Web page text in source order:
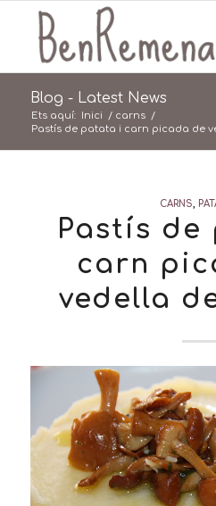
Blog - Latest News
Ets aquí: Inici / carns /
Pastís de patata i carn picada de
CARNS
Pastís
carn
vedella